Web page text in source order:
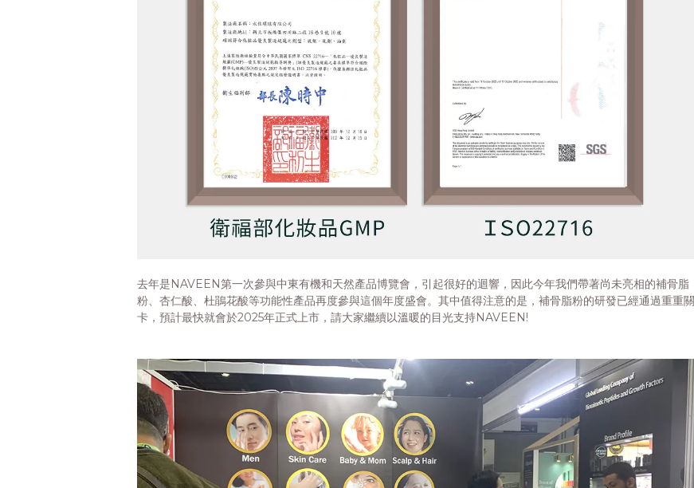
去年是NAVEEN第一次參與中東有機和天然產品博覽會，引起很好的迴響，因此今年我們帶著尚未亮相的補骨脂
粉、杏仁酸、杜鵑花酸等功能性產品再度參與這個年度盛會。其中值得注意的是，補骨脂粉的研發已經通過重重關
卡，預計最快就會於2025年正式上市，請大家繼續以溫暖的目光支持NAVEEN!